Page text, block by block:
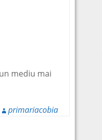
mediu mai
primariacobia